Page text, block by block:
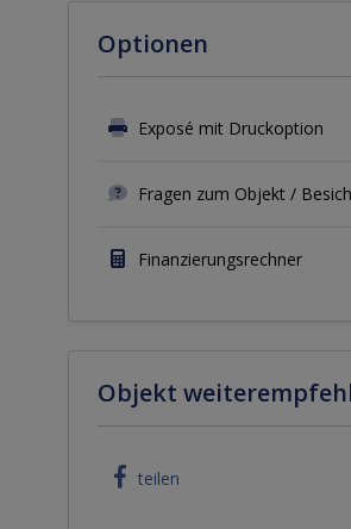
Optionen
Exposé mit Druckoption
Fragen zum Objekt /
Finanzierungsrechner
Objekt
teilen